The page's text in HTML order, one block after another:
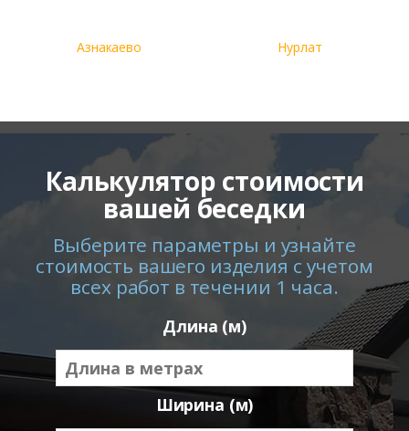
Азнакаево Нурлат
Калькулятор стоимости
вашей беседки
Выберите параметры и узнайте
стоимость вашего изделия с учетом
всех работ в течении 1 часа.
Длина (м)
Ширина (м)